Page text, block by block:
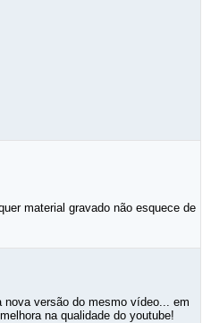
material gravado não esquece de
versão do mesmo vídeo... em
na qualidade do youtube!